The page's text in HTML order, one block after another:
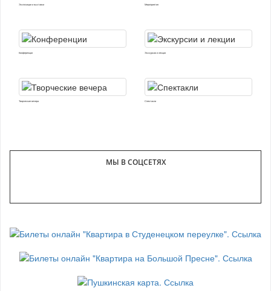
Экспозиции и выставки Мероприятия
Конференции Экскурсии и лекции
Творческие вечера Спектакли
МЫ В СОЦСЕТЯХ